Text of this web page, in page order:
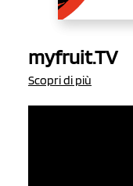
myfruit.TV
Scopri di più